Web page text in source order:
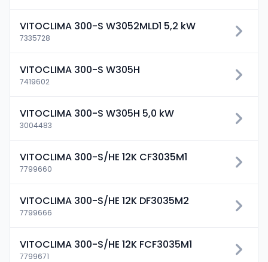
VITOCLIMA 300-S W3052MLD1 5,2 kW
7335728
VITOCLIMA 300-S W305H
7419602
VITOCLIMA 300-S W305H 5,0 kW
3004483
VITOCLIMA 300-S/HE 12K CF3035M1
7799660
VITOCLIMA 300-S/HE 12K DF3035M2
7799666
VITOCLIMA 300-S/HE 12K FCF3035M1
7799671